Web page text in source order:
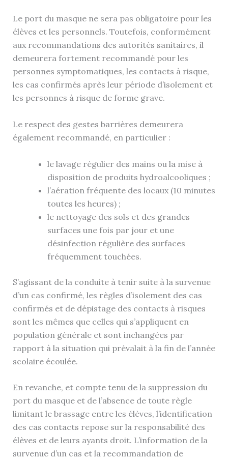
Le port du masque ne sera pas obligatoire pour les
élèves et les personnels. Toutefois, conformément
aux recommandations des autorités sanitaires, il
demeurera fortement recommandé pour les
personnes symptomatiques, les contacts à risque,
les cas confirmés après leur période d’isolement et
les personnes à risque de forme grave.
Le respect des gestes barrières demeurera
également recommandé, en particulier :
le lavage régulier des mains ou la mise à
disposition de produits hydroalcooliques ;
l’aération fréquente des locaux (10 minutes
toutes les heures) ;
le nettoyage des sols et des grandes
surfaces une fois par jour et une
désinfection régulière des surfaces
fréquemment touchées.
S’agissant de la conduite à tenir suite à la survenue
d’un cas confirmé, les règles d’isolement des cas
confirmés et de dépistage des contacts à risques
sont les mêmes que celles qui s’appliquent en
population générale et sont inchangées par
rapport à la situation qui prévalait à la fin de l’année
scolaire écoulée.
En revanche, et compte tenu de la suppression du
port du masque et de l’absence de toute règle
limitant le brassage entre les élèves, l’identification
des cas contacts repose sur la responsabilité des
élèves et de leurs ayants droit. L’information de la
survenue d’un cas et la recommandation de